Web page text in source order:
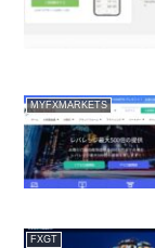
MYFXMARKETS
FXGT